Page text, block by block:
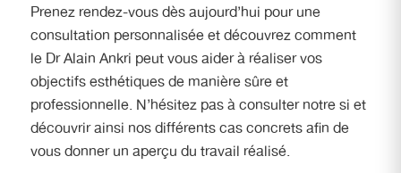
Prenez rendez-vous dès aujourd’hui pour une
consultation personnalisée et découvrez comment
le Dr Alain Ankri peut vous aider à réaliser vos
objectifs esthétiques de manière sûre et
professionnelle. N’hésitez pas à consulter notre si et
découvrir ainsi nos différents cas concrets afin de
vous donner un aperçu du travail réalisé.